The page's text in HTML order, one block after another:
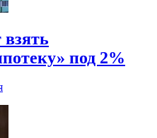
взять
под 2%